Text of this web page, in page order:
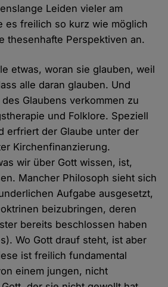
Leiden vieler am
es freilich so kurz wie möglich
thesenhafte Perspektiven an.
etwas, woran sie glauben, weil
alle daran glauben. Und
Glaubens verkommen zu
und Folklore. Speziell
erfriert der Glaube unter der
Kirchenfinanzierung.
wir über Gott wissen, ist,
Mancher Philosoph sieht sich
Aufgabe ausgesetzt,
beizubringen, deren
bereits beschlossen haben
Wo Gott drauf steht, ist aber
ist freilich fundamental
einem jungen, nicht